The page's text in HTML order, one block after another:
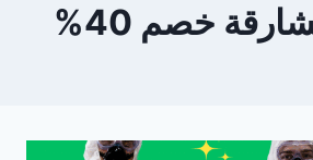
خصم 40%